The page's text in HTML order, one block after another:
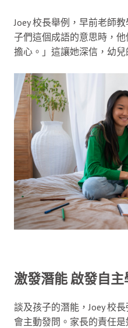
Joey 校長舉例，早前老師
子們這個成語的意思時，
擔心。」這讓她深信，幼
激發潛能 啟發自主
談及孩子的潛能，Joey 校
會主動發問。家長的責任